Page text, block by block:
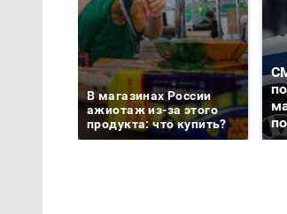
В магазинах России
ажиотаж из-за этого
продукта: что купить?